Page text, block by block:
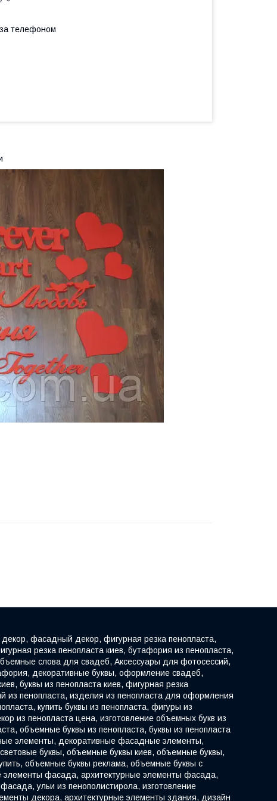
телефоном
декор, фасадный декор, фигурная резка пенопласта,
резка пенопласта киев, бутафория из пенопласта,
слова для свадеб, Аксессуары для фотосессий,
декоративные буквы, оформление свадеб,
буквы из пенопласта киев, фигурная резка
из пенопласта, изделия из пенопласта для оформления
купить буквы из пенопласта, фигуры из
из пенопласта цена, изготовление объемных букв из
объемные буквы из пенопласта, буквы из пенопласта
элементы, декоративные фасадные элементы,
буквы, объемные буквы киев, объемные буквы,
объемные буквы реклама, объемные буквы с
элементы фасада, архитектурные элементы фасада,
ульи из пенополистирола, изготовление
декора, архитектурные элементы здания, дизайн